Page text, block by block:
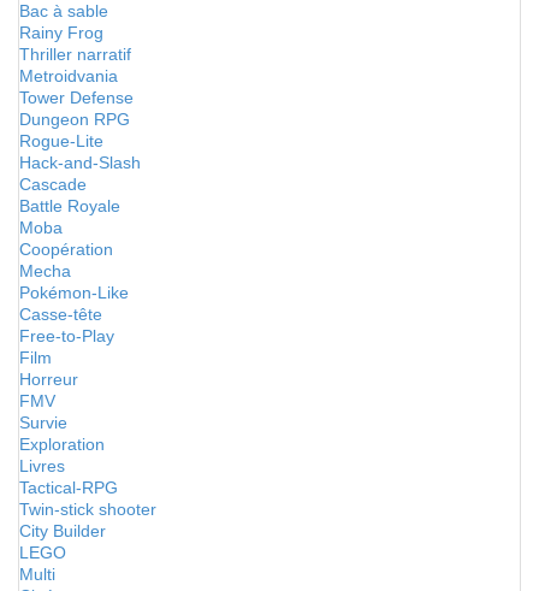
Bac à sable
Rainy Frog
Thriller narratif
Metroidvania
Tower Defense
Dungeon RPG
Rogue-Lite
Hack-and-Slash
Cascade
Battle Royale
Moba
Coopération
Mecha
Pokémon-Like
Casse-tête
Free-to-Play
Film
Horreur
FMV
Survie
Exploration
Livres
Tactical-RPG
Twin-stick shooter
City Builder
LEGO
Multi